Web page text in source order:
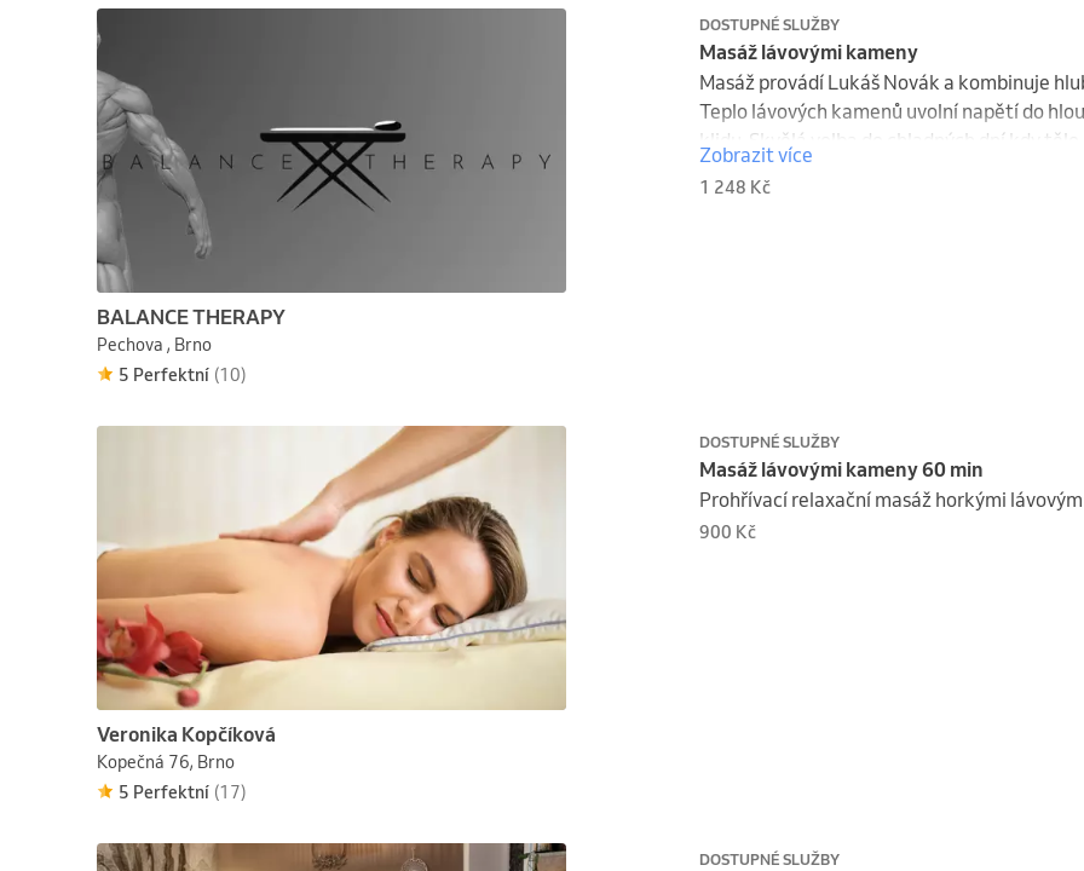
BALANCE THERAPY
Pechova , Brno
5 Perfektní (10)
DOSTUPNÉ SLUŽBY
Masáž lávovými kameny
Masáž provádí Lukáš Novák a kombinuje
Teplo lávových kamenů uvolní napětí do
klidu. Skvělá volba do chladných dní kdy
Zobrazit více
1 248 Kč
Veronika Kopčíková
Kopečná 76, Brno
5 Perfektní (17)
DOSTUPNÉ SLUŽBY
Masáž lávovými kameny 60 min
Prohřívací relaxační masáž horkými
900 Kč
DOSTUPNÉ SLUŽBY